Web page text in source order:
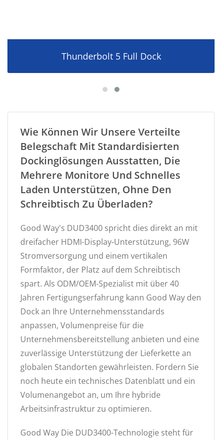
Thunderbolt 5 Full Dock
Wie Können Wir Unsere Verteilte
Belegschaft Mit Standardisierten
Dockinglösungen Ausstatten, Die
Mehrere Monitore Und Schnelles
Laden Unterstützen, Ohne Den
Schreibtisch Zu Überladen?
Good Way's DUD3400 spricht dies direkt an mit
dreifacher HDMI-Display-Unterstützung, 96W
Stromversorgung und einem vertikalen
Formfaktor, der Platz auf dem Schreibtisch
spart. Als ODM/OEM-Spezialist mit über 40
Jahren Fertigungserfahrung kann Good Way den
Dock an Ihre Unternehmensstandards
anpassen, Volumenpreise für die
Unternehmensbereitstellung anbieten und eine
zuverlässige Unterstützung der Lieferkette an
globalen Standorten gewährleisten. Fordern Sie
noch heute ein technisches Datenblatt und ein
Volumenangebot an, um Ihre hybride
Arbeitsinfrastruktur zu optimieren.
Good Way Die DUD3400-Technologie steht für